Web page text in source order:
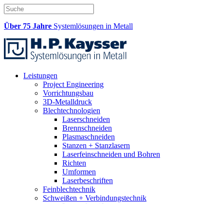
Über 75 Jahre Systemlösungen in Metall
Leistungen
Project Engineering
Vorrichtungsbau
3D-Metalldruck
Blechtechnologien
Laserschneiden
Brennschneiden
Plasmaschneiden
Stanzen + Stanzlasern
Laserfeinschneiden und Bohren
Richten
Umformen
Laserbeschriften
Feinblechtechnik
Schweißen + Verbindungstechnik